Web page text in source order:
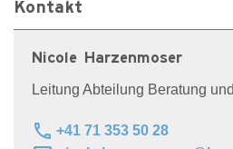
Kontakt
Nicole Harzenmoser
Leitung Abteilung Beratung
phone +41 71 353 50 28